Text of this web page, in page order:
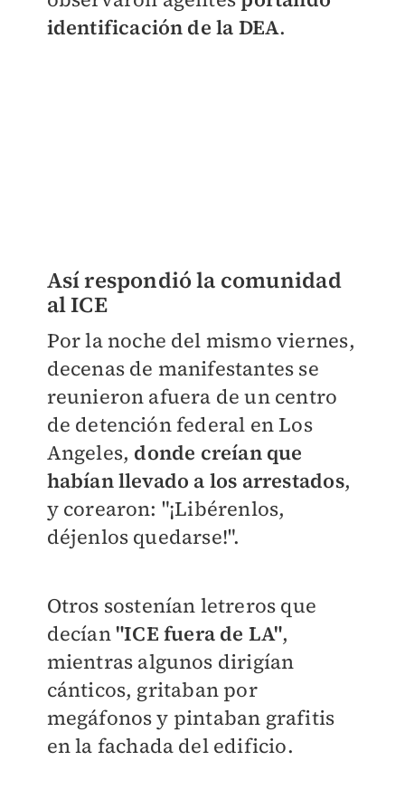
identificación de la DEA.
Así respondió la comunidad
al ICE
Por la noche del mismo viernes,
decenas de manifestantes se
reunieron afuera de un centro
de detención federal en Los
Angeles, donde creían que
habían llevado a los arrestados,
y corearon: "¡Libérenlos,
déjenlos quedarse!".
Otros sostenían letreros que
decían"ICE fuera de LA",
mientras algunos dirigían
cánticos, gritaban por
megáfonos y pintaban grafitis
en la fachada del edificio.